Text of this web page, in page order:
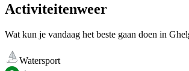
Activiteitenweer
Wat kun je vandaag het beste gaan doen in
Watersport